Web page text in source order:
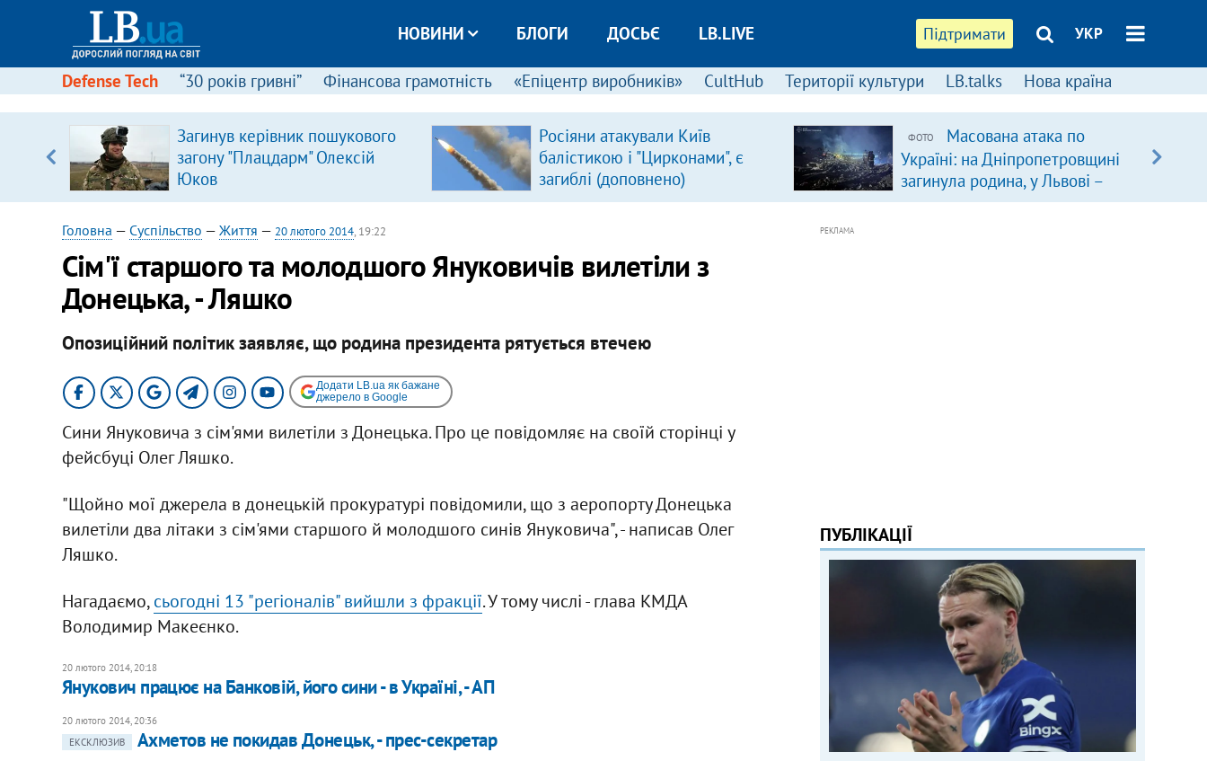
Підтримати УКР
НОВИНИ БЛОГИ ДОСЬЄ LB.LIVE
Defense Tech “30 років гривні” Фінансова грамотність «Епіцентр виробників» CultHub Території культури LB.talks Нова країна
Загинув керівник пошукового
загону "Плацдарм" Олексій
Юков
Росіяни атакували Київ
балістикою і "Цирконами", є
загиблі (доповнено)
ФОТО
Масована атака по
Україні: на Дніпропетровщині
загинула родина, у Львові –
удар по багатоповерхівках
Головна — Суспільство — Життя — 20 лютого 2014, 19:22
Сім'ї старшого та молодшого Януковичів вилетіли з
Донецька, - Ляшко
Опозиційний політик заявляє, що родина президента рятується втечею
Додати LB.ua як бажане
джерело в Google
Сини Януковича з сім'ями вилетіли з Донецька. Про це повідомляє на своїй сторінці у
фейсбуці Олег Ляшко.
"Щойно мої джерела в донецькій прокуратурі повідомили, що з аеропорту Донецька
вилетіли два літаки з сім'ями старшого й молодшого синів Януковича", - написав Олег
Ляшко.
Нагадаємо,сьогодні 13 "регіоналів" вийшли з фракції. У тому числі - глава КМДА
Володимир Макеєнко.
20 лютого 2014, 20:18
Янукович працює на Банковій, його сини - в Україні, - АП
20 лютого 2014, 20:36
ЕКСКЛЮЗИВ
Ахметов не покидав Донецьк, - прес-секретар
РЕКЛАМА
ПУБЛІКАЦІЇ